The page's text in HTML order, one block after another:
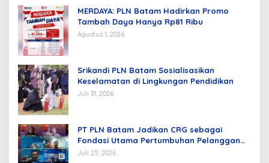
MERDAYA: PLN Batam Hadirkan Promo
Tambah Daya Hanya Rp81 Ribu
Agustus 1, 2026
Srikandi PLN Batam Sosialisasikan
Keselamatan di Lingkungan Pendidikan
Juli 31, 2026
PT PLN Batam Jadikan CRG sebagai
Fondasi Utama Pertumbuhan Pelanggan
dan Pembangunan Infrastruktur
Juli 25, 2026